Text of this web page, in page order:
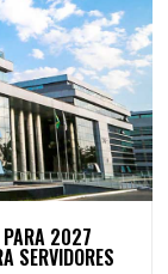
PARA 2027
SERVIDORES